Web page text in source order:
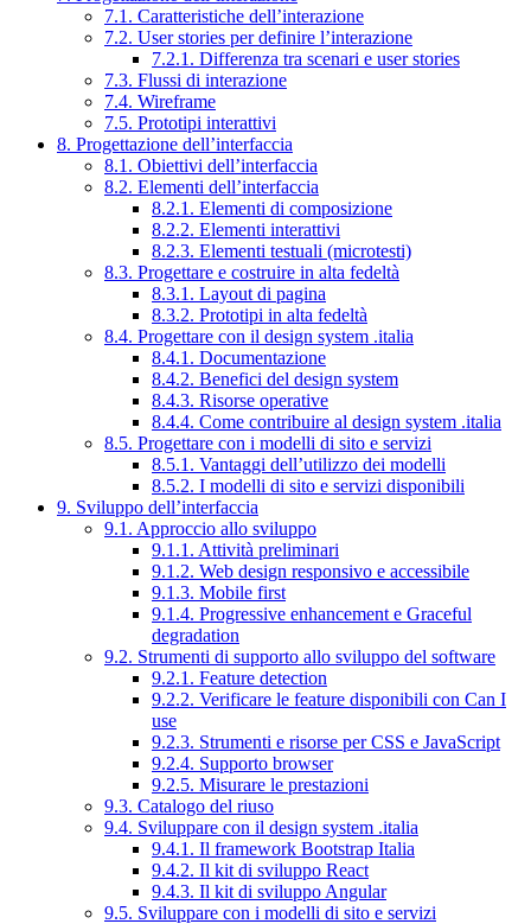
7.1. Caratteristiche dell’interazione
7.2. User stories per definire l’interazione
7.2.1. Differenza tra scenari e user stories
7.3. Flussi di interazione
7.4. Wireframe
7.5. Prototipi interattivi
8. Progettazione dell’interfaccia
8.1. Obiettivi dell’interfaccia
8.2. Elementi dell’interfaccia
8.2.1. Elementi di composizione
8.2.2. Elementi interattivi
8.2.3. Elementi testuali (microtesti)
8.3. Progettare e costruire in alta fedeltà
8.3.1. Layout di pagina
8.3.2. Prototipi in alta fedeltà
8.4. Progettare con il design system .italia
8.4.1. Documentazione
8.4.2. Benefici del design system
8.4.3. Risorse operative
8.4.4. Come contribuire al design system .italia
8.5. Progettare con i modelli di sito e servizi
8.5.1. Vantaggi dell’utilizzo dei modelli
8.5.2. I modelli di sito e servizi disponibili
9. Sviluppo dell’interfaccia
9.1. Approccio allo sviluppo
9.1.1. Attività preliminari
9.1.2. Web design responsivo e accessibile
9.1.3. Mobile first
9.1.4. Progressive enhancement e Graceful
degradation
9.2. Strumenti di supporto allo sviluppo del software
9.2.1. Feature detection
9.2.2. Verificare le feature disponibili con Can I
use
9.2.3. Strumenti e risorse per CSS e JavaScript
9.2.4. Supporto browser
9.2.5. Misurare le prestazioni
9.3. Catalogo del riuso
9.4. Sviluppare con il design system .italia
9.4.1. Il framework Bootstrap Italia
9.4.2. Il kit di sviluppo React
9.4.3. Il kit di sviluppo Angular
9.5. Sviluppare con i modelli di sito e servizi